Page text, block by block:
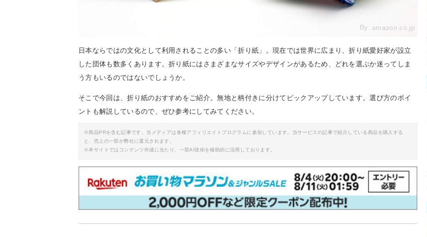
By: amazon.co.jp
日本ならではの文化として利用されることの多い「折り紙」。現在では世界に広まり、折り紙愛好家が設立
した団体も数多くあります。折り紙にはさまざまなサイズやデザインがあるため、どれを選ぶか迷ってしま
う方もいるのではないでしょうか。
そこで今回は、折り紙のおすすめをご紹介。無地と柄付きに分けてピックアップしています。選び方のポイ
ントも解説しているので、ぜひ参考にしてみてください。
※商品PRを含む記事です。当メディアは各種アフィリエイトプログラムに参加しています。当サービスの記事で紹介している商品を購入する
と、売上の一部が弊社に還元されます。
※本サイトではコンテンツ作成に当たり、一部AI技術を補助的に活用しております。